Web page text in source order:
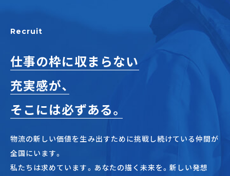
Recruit
仕事の枠に収まらない
充実感が、
そこには必ずある。
物流の新しい価値を生み出すために挑戦し続けている仲間が
全国にいます。
私たちは求めています。あなたの描く未来を。新しい発想